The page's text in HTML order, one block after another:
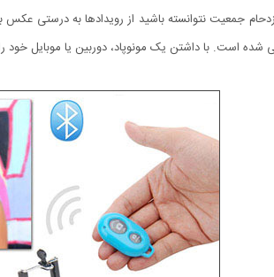
جمعیت نتوانسته باشید از رویدادها به درستی عکس
شده است. با داشتن یک مونوپاد، دوربین یا موبایل